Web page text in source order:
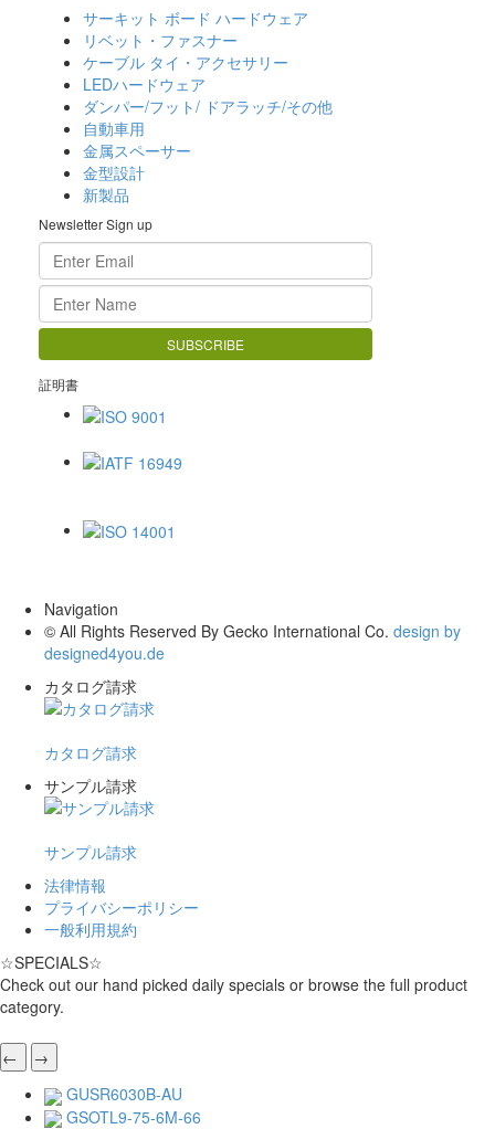
サーキット ボード ハードウェア
リベット・ファスナー
ケーブル タイ・アクセサリー
LEDハードウェア
ダンパー/フット/ ドアラッチ/その他
自動車用
金属スペーサー
金型設計
新製品
Newsletter Sign up
証明書
Navigation
© All Rights Reserved By Gecko International Co. design by
designed4you.de
カタログ請求
カタログ請求
サンプル請求
サンプル請求
法律情報
プライバシーポリシー
一般利用規約
☆SPECIALS☆
Check out our hand picked daily specials or browse the full product
category.
←
→
GUSR6030B-AU
GSOTL9-75-6M-66